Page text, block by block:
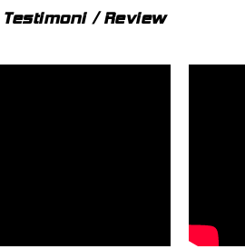
Testimoni / Review